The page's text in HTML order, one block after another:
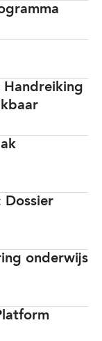
Handreiking
Dossier
onderwijs